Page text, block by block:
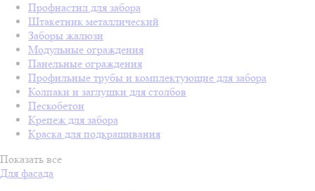
Профнастил для забора
Штакетник металлический
Заборы жалюзи
Модульные ограждения
Панельные ограждения
Профильные трубы и комплектующие для забора
Колпаки и заглушки для столбов
Пескобетон
Крепеж для забора
Краска для подкрашивания
Показать все
Для фасада